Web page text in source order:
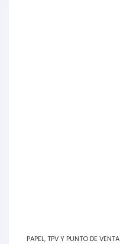
PAPEL,TPV Y PUNTO DE VENTA